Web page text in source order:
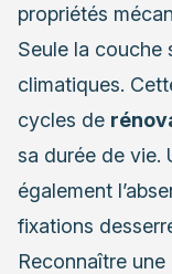
propriétés
Seule la couche
climatiques.
cycles de
sa durée de vie.
également
fixations
Reconnaître